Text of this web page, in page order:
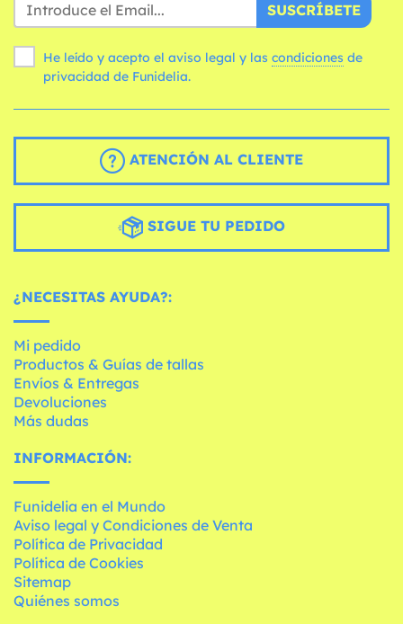
SUSCRÍBETE
He leído y acepto el aviso legal y las condiciones
privacidad de Funidelia.
ATENCIÓN AL CLIENTE
SIGUE TU PEDIDO
¿NECESITAS AYUDA?:
Mi pedido
Productos & Guías de tallas
Envíos & Entregas
Devoluciones
Más dudas
INFORMACIÓN:
Funidelia en el Mundo
Aviso legal y Condiciones de Venta
Política de Privacidad
Política de Cookies
Sitemap
Quiénes somos